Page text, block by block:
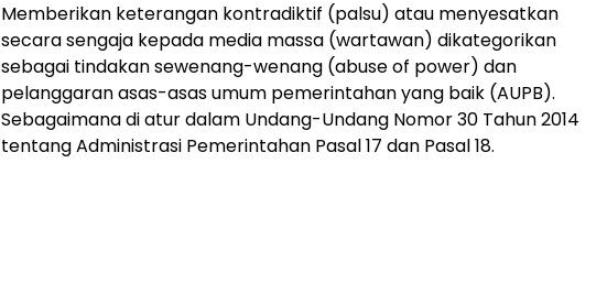
Memberikan keterangan kontradiktif (palsu) atau menyesatkan
secara sengaja kepada media massa (wartawan) dikategorikan
sebagai tindakan sewenang-wenang (abuse of power) dan
pelanggaran asas-asas umum pemerintahan yang baik (AUPB).
Sebagaimana di atur dalam Undang-Undang Nomor 30 Tahun 2014
tentang Administrasi Pemerintahan Pasal 17 dan Pasal 18.